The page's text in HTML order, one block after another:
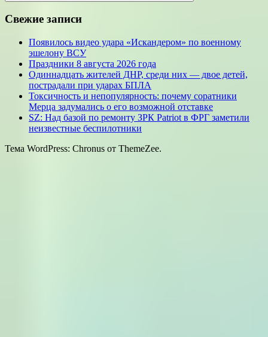
Поиск
Свежие записи
Появилось видео удара «Искандером» по военному
эшелону ВСУ
Праздники 8 августа 2026 года
Одиннадцать жителей ДНР, среди них — двое детей,
пострадали при ударах БПЛА
Токсичность и непопулярность: почему соратники
Мерца задумались о его возможной отставке
SZ: Над базой по ремонту ЗРК Patriot в ФРГ заметили
неизвестные беспилотники
Тема WordPress: Chronus от ThemeZee.